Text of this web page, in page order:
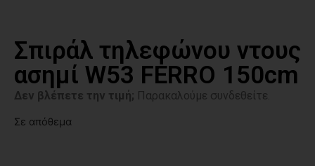
Σπιράλ τηλεφώνου ντους
ασημί W53 FERRO 150cm
Δεν βλέπετε την τιμή; Παρακαλούμε συνδεθείτε.
Σε απόθεμα